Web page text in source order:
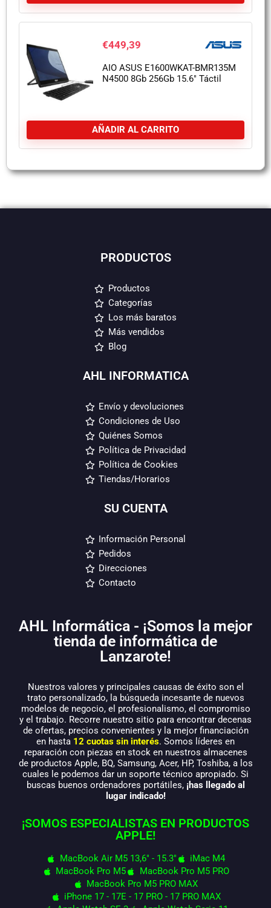
€449,39
AIO ASUS E1600WKAT-BMR135M
N4500 8Gb 256Gb 15.6″ Táctil
AÑADIR AL CARRITO
PRODUCTOS
Productos
Categorías
Los más baratos
Más vendidos
Blog
AHL INFORMATICA
Envío y devoluciones
Condiciones de Uso
Quiénes Somos
Política de Privacidad
Política de Cookies
Tiendas/Horarios
SU CUENTA
Información Personal
Pedidos
Direcciones
Contacto
AHL Informática - ¡Somos la mejor
tienda de informática de
Lanzarote!
Nuestros valores y principales causas de éxito son el
trato personalizado, la búsqueda incesante de nuevos
modelos de negocio, el profesionalismo, el compromiso
y el trabajo. Recorre nuestro sitio para encontrar decenas
de ofertas, precios convenientes y la mejor financiación
en hasta 12 cuotas sin interés. Somos líderes en
reparación con piezas en stock en nuestros almacenes
de productos Apple, BQ, Samsung, Acer, HP, Toshiba, a los
cuales le podemos dar un soporte técnico apropiado. Si
buscas buenos ordenadores portátiles, ¡has llegado al
lugar indicado!
¡SOMOS ESPECIALISTAS EN PRODUCTOS
APPLE!
MacBook Air M5 13,6" - 15.3"
iMac M4
MacBook Pro M5
MacBook Pro M5 PRO
MacBook Pro M5 PRO MAX
iPhone 17 - 17E - 17 PRO - 17 PRO MAX